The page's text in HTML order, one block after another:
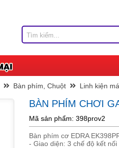
Bàn phím, Chuột Linh kiện
BÀN PHÍM CHƠI
Mã sản phẩm: 398prov2
Bàn phím cơ EDRA
- Giao diện: 3 chế độ kết